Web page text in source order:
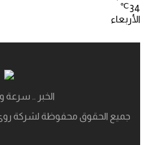
34
℃
الأربعاء
الخبر .. سرعة
جميع الحقوق محفوظة لشركة روئ